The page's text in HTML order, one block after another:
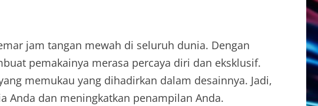
jam tangan mewah di seluruh dunia. Dengan
pemakainya merasa percaya diri dan eksklusif.
memukau yang dihadirkan dalam desainnya. Jadi,
Anda dan meningkatkan penampilan Anda.